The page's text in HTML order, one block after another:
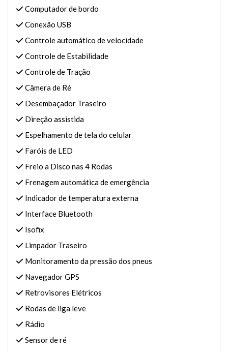
Computador de bordo
Conexão USB
Controle automático de velocidade
Controle de Estabilidade
Controle de Tração
Câmera de Ré
Desembaçador Traseiro
Direção assistida
Espelhamento de tela do celular
Faróis de LED
Freio a Disco nas 4 Rodas
Frenagem automática de emergência
Indicador de temperatura externa
Interface Bluetooth
Isofix
Limpador Traseiro
Monitoramento da pressão dos pneus
Navegador GPS
Retrovisores Elétricos
Rodas de liga leve
Rádio
Sensor de ré